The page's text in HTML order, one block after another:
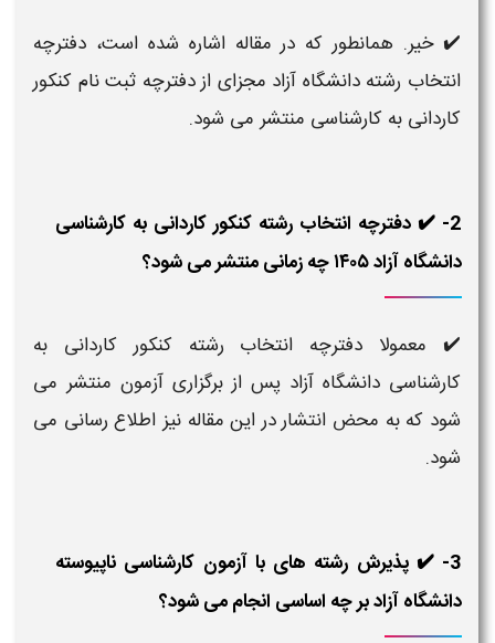
✔️ خیر. همانطور که در مقاله اشاره شده است، دفترچه
انتخاب رشته دانشگاه آزاد مجزای از دفترچه ثبت نام کنکور
کاردانی به کارشناسی منتشر می شود.
2- ✔️ دفترچه انتخاب رشته کنکور کاردانی به کارشناسی
دانشگاه آزاد ۱۴۰۵ چه زمانی منتشر می شود؟
✔️ معمولا دفترچه انتخاب رشته کنکور کاردانی به
کارشناسی دانشگاه آزاد پس از برگزاری آزمون منتشر می
شود که به محض انتشار در این مقاله نیز اطلاع رسانی می
شود.
3- ✔️ پذیرش رشته های با آزمون کارشناسی ناپیوسته
دانشگاه آزاد بر چه اساسی انجام می شود؟